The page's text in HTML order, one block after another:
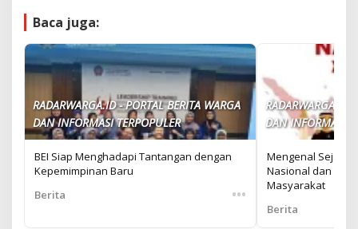
Baca juga:
RADARWARGA.ID - PORTAL BERITA WARGA
DAN INFORMASI TERPOPULER
BEI Siap Menghadapi Tantangan dengan
Kepemimpinan Baru
Berita
•••
RADARWARGA.ID
DAN INFORMASI
Mengenal
Nasional dan
Masyarakat
Berita